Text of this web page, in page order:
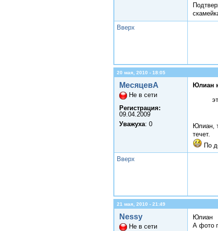
Вверх
20 мая, 2010 - 18:05
МесяцевА
Не в сети
Регистрация:
09.04.2009
Уважуха: 0
Юлиан
Юлиан,
течет.
По
Вверх
21 мая, 2010 - 21:49
Nessy
Не в сети
Юлиан
А фото